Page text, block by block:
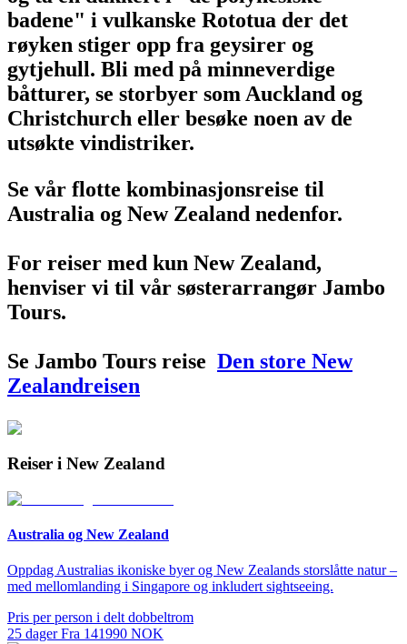
badene" i vulkanske Rototua der det
røyken stiger opp fra geysirer og
gytjehull. Bli med på minneverdige
båtturer, se storbyer som Auckland og
Christchurch eller besøke noen av de
utsøkte vindistriker.
Se vår flotte kombinasjonsreise til
Australia og New Zealand nedenfor.
For reiser med kun New Zealand,
henviser vi til vår søsterarrangør Jambo
Tours.
Se Jambo Tours reise Den store New
Zealandreisen
Reiser i New Zealand
Australia og New Zealand
Oppdag Australias ikoniske byer og New Zealands storslåtte natur –
med mellomlanding i Singapore og inkludert sightseeing.
Pris per person i delt dobbeltrom
25 dager Fra 141990 NOK